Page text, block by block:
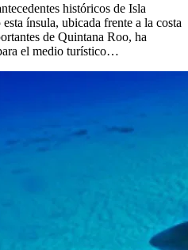
históricos de Isla
ínsula, ubicada frente a la costa
de Quintana Roo, ha
el medio turístico…